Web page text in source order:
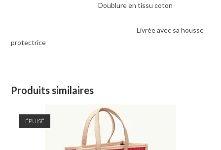
Doublure en tissu coton
Livrée avec sa housse
protectrice
Produits similaires
ÉPUISÉ